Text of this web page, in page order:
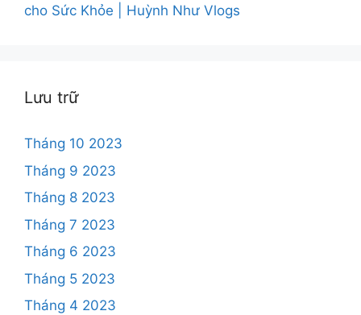
cho Sức Khỏe | Huỳnh Như Vlogs
Lưu trữ
Tháng 10 2023
Tháng 9 2023
Tháng 8 2023
Tháng 7 2023
Tháng 6 2023
Tháng 5 2023
Tháng 4 2023